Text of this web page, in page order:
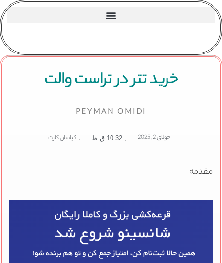
خرید تتر در تراست والت
PEYMAN OMIDI
جولای 2, 2025 10:32 ق.ظ , کیاسان کارت
مقدمه